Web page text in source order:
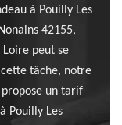
à Pouilly Les
42155,
peut se
tâche, notre
un tarif
Pouilly Les